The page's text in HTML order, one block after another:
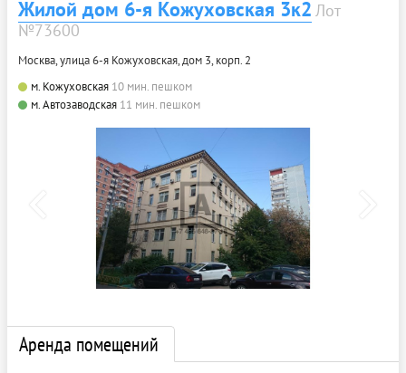
Жилой дом 6-я Кожуховская 3к2 Лот
№73600
Москва, улица 6-я Кожуховская, дом 3, корп. 2
м. Кожуховская 10 мин. пешком
м. Автозаводская 11 мин. пешком
Аренда помещений